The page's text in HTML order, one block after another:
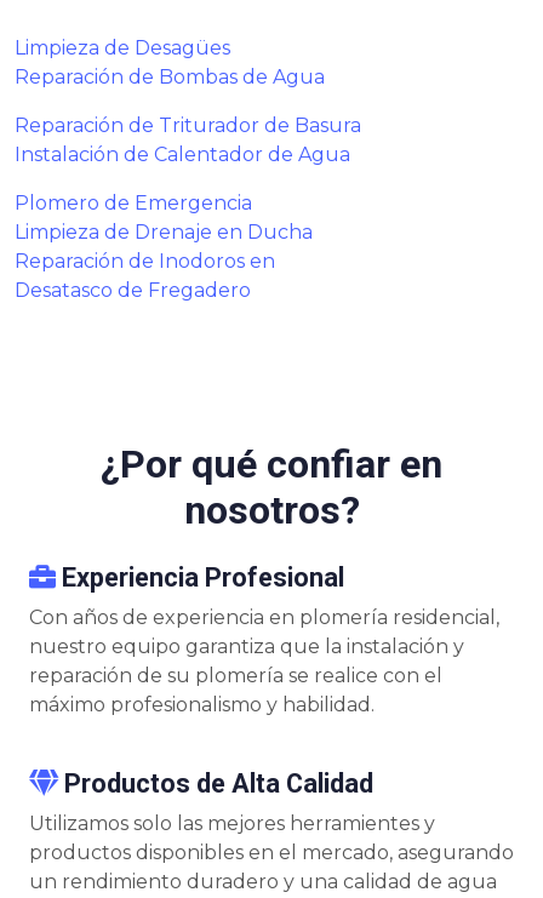
Limpieza de Desagües
Reparación de Bombas de Agua
Reparación de Triturador de Basura
Instalación de Calentador de Agua
Plomero de Emergencia
Limpieza de Drenaje en Ducha
Reparación de Inodoros en
Desatasco de Fregadero
¿Por qué confiar en
nosotros?
Experiencia Profesional
Con años de experiencia en plomería residencial,
nuestro equipo garantiza que la instalación y
reparación de su plomería se realice con el
máximo profesionalismo y habilidad.
Productos de Alta Calidad
Utilizamos solo las mejores herramientes y
productos disponibles en el mercado, asegurando
un rendimiento duradero y una calidad de agua